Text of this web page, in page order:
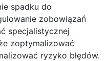
spadku do
zobowiązań
specjalistycznej
zoptymalizować
ryzyko błędów.